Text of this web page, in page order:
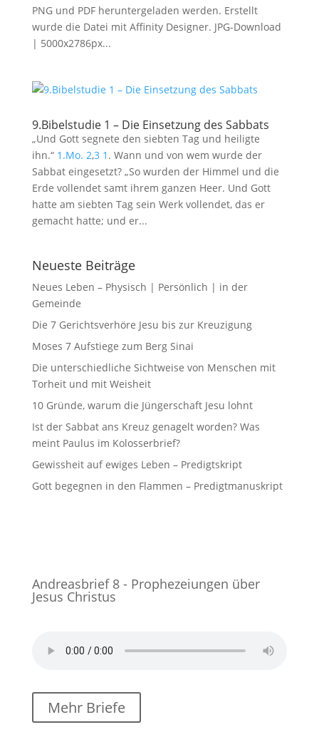
PNG und PDF heruntergeladen werden. Erstellt
wurde die Datei mit Affinity Designer. JPG-Download
| 5000x2786px...
9.Bibelstudie 1 – Die Einsetzung des Sabbats
„Und Gott segnete den siebten Tag und heiligte
ihn.“ 1.Mo. 2,3 1 . Wann und von wem wurde der
Sabbat eingesetzt? „So wurden der Himmel und die
Erde vollendet samt ihrem ganzen Heer. Und Gott
hatte am siebten Tag sein Werk vollendet, das er
gemacht hatte; und er...
Neueste Beiträge
Neues Leben – Physisch | Persönlich | in der
Gemeinde
Die 7 Gerichtsverhöre Jesu bis zur Kreuzigung
Moses 7 Aufstiege zum Berg Sinai
Die unterschiedliche Sichtweise von Menschen mit
Torheit und mit Weisheit
10 Gründe, warum die Jüngerschaft Jesu lohnt
Ist der Sabbat ans Kreuz genagelt worden? Was
meint Paulus im Kolosserbrief?
Gewissheit auf ewiges Leben – Predigtskript
Gott begegnen in den Flammen – Predigtmanuskript
Andreasbrief 8 - Prophezeiungen über
Jesus Christus
Mehr Briefe